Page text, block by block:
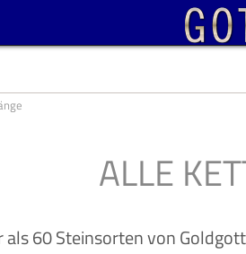
ALLE
60 Steinsorten von